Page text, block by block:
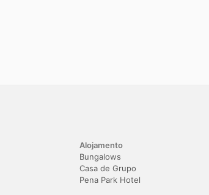
Alojamento
Bungalows
Casa de Grupo
Pena Park Hotel